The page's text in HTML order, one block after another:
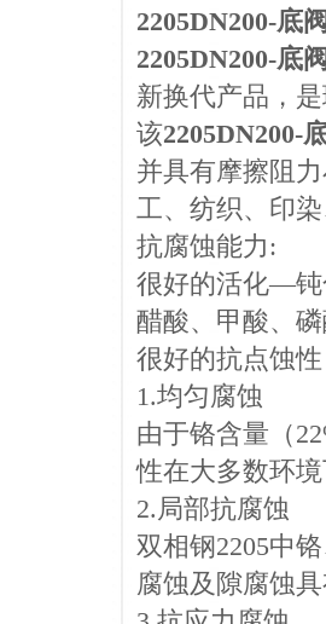
2205DN200-底
2205DN200-底
新换代产品，
该2205DN200-
并具有摩擦阻
工、纺织、印
抗腐蚀能力:
很好的活化—钝
醋酸、甲酸、
很好的抗点蚀
1.均匀腐蚀
由于铬含量（
性在大多数环
2.局部抗腐蚀
双相钢2205中
腐蚀及隙腐蚀